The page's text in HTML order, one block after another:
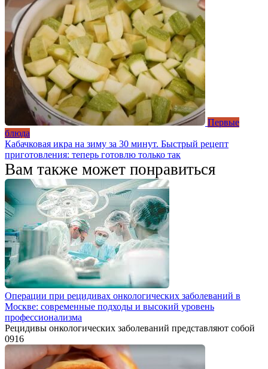
Первые
блюда
Кабачковая икра на зиму за 30 минут. Быстрый рецепт
приготовления: теперь готовлю только так
Вам также может понравиться
Операции при рецидивах онкологических заболеваний в
Москве: современные подходы и высокий уровень
профессионализма
Рецидивы онкологических заболеваний представляют собой
0916